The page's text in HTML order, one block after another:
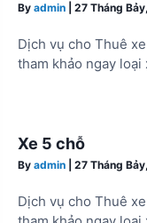
By admin 27 Tháng
Dịch vụ cho Thuê
tham khảo ngay loại
Xe 5 chỗ
By admin 27 Tháng
Dịch vụ cho Thuê